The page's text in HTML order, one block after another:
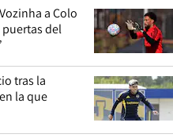
a Colo
del
tras la
la que